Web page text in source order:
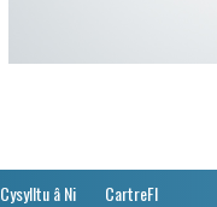
Cysylltu â Ni CartreFI